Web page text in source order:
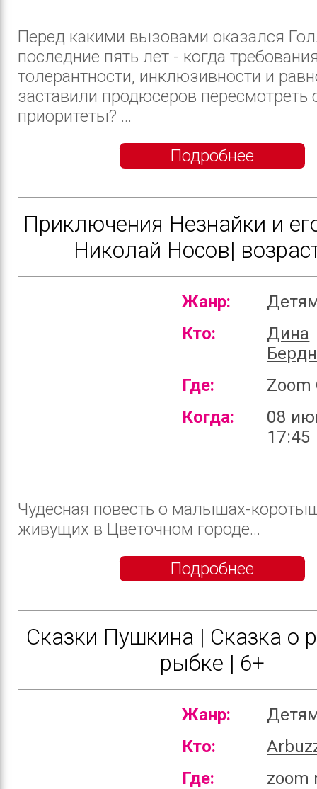
Перед какими вызовами оказался
последние пять лет - когда
толерантности, инклюзивности и
заставили продюсеров пересмотреть
приоритеты? ...
Подробнее
Приключения Незнайки и
Николай Носов|
Жанр:
Кто:
Дина
Где:
Zoom
Когда:
08
17:45
Чудесная повесть о малышах-
живущих в Цветочном городе...
Подробнее
Сказки Пушкина | Сказка о
рыбке | 6+
Жанр:
Кто:
Где:
zoom